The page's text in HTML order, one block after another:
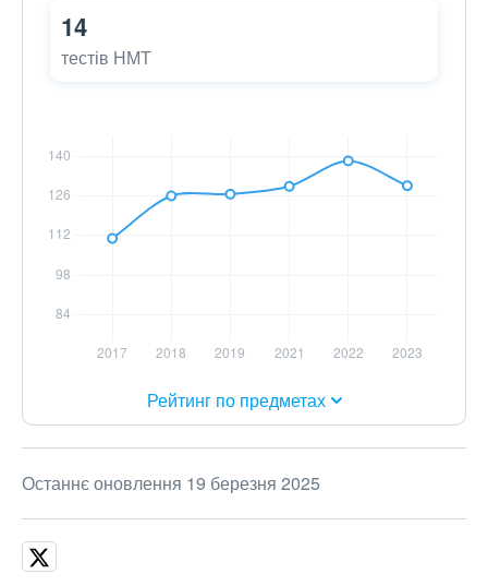
14
тестів НМТ
Рейтинг по предметах
Останнє оновлення 19 березня 2025